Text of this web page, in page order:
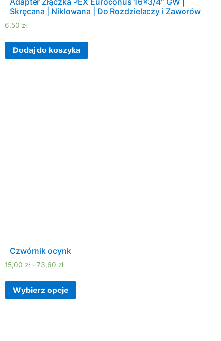
Skręcana | Niklowana | Do Rozdzielaczy i Zaworów
6,50 zł
Dodaj do koszyka
Czwórnik ocynk
15,00 zł – 73,60 zł
Wybierz opcje